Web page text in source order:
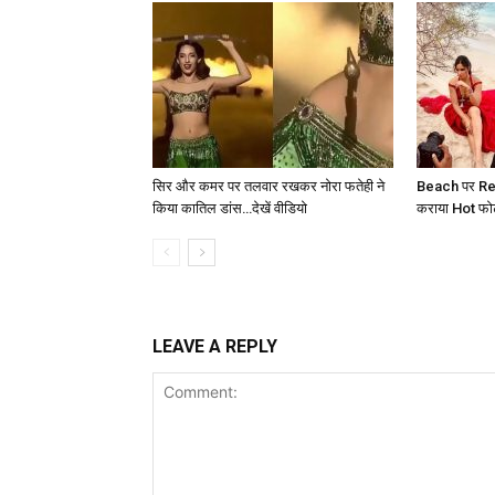
सिर और कमर पर तलवार रखकर नोरा फतेही ने
किया कातिल डांस…देखें वीडियो
Beach पर
कराया Hot
LEAVE A REPLY